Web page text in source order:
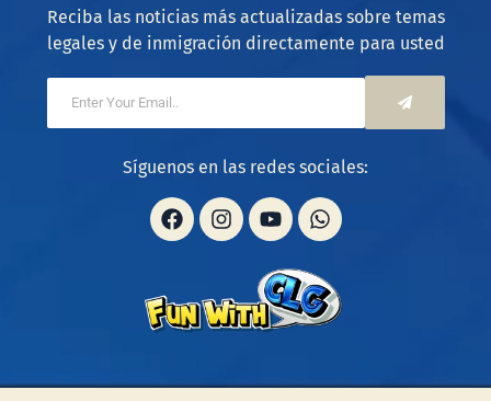
Reciba las noticias más actualizadas sobre temas
legales y de inmigración directamente para usted
Síguenos en las redes sociales: